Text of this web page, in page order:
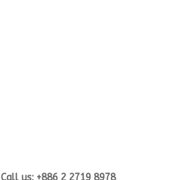
Call us: +886 2 2719 8978